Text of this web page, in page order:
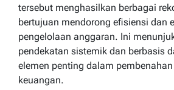
tersebut menghasilkan berbagai
bertujuan mendorong efisiensi dan
pengelolaan anggaran. Ini
pendekatan sistemik dan berbasis
elemen penting dalam
keuangan.